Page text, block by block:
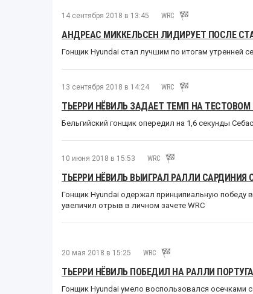
14 сентября 2018 в 13:45 WRC
АНДРЕАС МИККЕЛЬСЕН ЛИДИРУЕТ ПОСЛЕ
Гонщик Hyundai стал лучшим по итогам утренней
13 сентября 2018 в 14:24 WRC
ТЬЕРРИ НЁВИЛЬ ЗАДАЕТ ТЕМП НА
Бельгийский гонщик опередил на 1,6 секунды
10 июня 2018 в 15:53 WRC
ТЬЕРРИ НЁВИЛЬ ВЫИГРАЛ РАЛЛИ САРДИНИЯ
Гонщик Hyundai одержал принципиальную
увеличил отрыв в личном зачете WRC
20 мая 2018 в 15:25 WRC
ТЬЕРРИ НЁВИЛЬ ПОБЕДИЛ НА РАЛЛИ
Гонщик Hyundai умело воспользовался осечками